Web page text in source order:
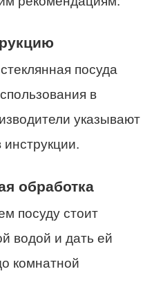
посуда
в
указывают
инструкции.
обработка
посуду стоит
водой и дать ей
комнатной